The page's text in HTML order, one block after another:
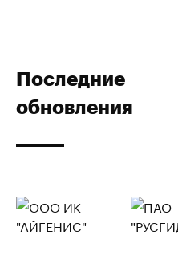
Последние
обновления